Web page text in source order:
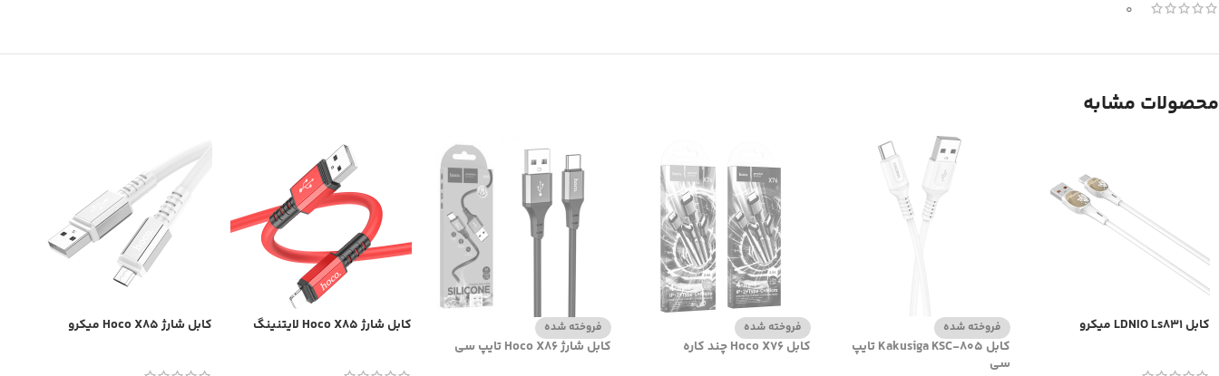
0
محصولات مشابه
کابل LDNIO Ls831 میکرو فروخته شده
کابل Kakusiga KSC-805 تایپ
سی
فروخته شده
کابل Hoco X76 چند کاره
فروخته شده
کابل شارژ Hoco X86 تایپ سی
کابل شارژ Hoco X85 لایتنینگ کابل شارژ Hoco X85 میکرو